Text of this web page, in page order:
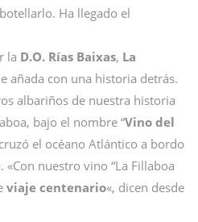
Ha llegado el
la D.O. Rías Baixas, La
añada con una historia detrás.
albariños de nuestra historia
bajo el nombre “Vino del
el océano Atlántico a bordo
nuestro vino “La Fillaboa
viaje centenario«, dicen desde